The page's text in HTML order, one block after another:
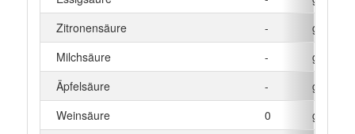
Zitronensäure
-
g
Milchsäure
-
g
Äpfelsäure
-
g
Weinsäure
0
g